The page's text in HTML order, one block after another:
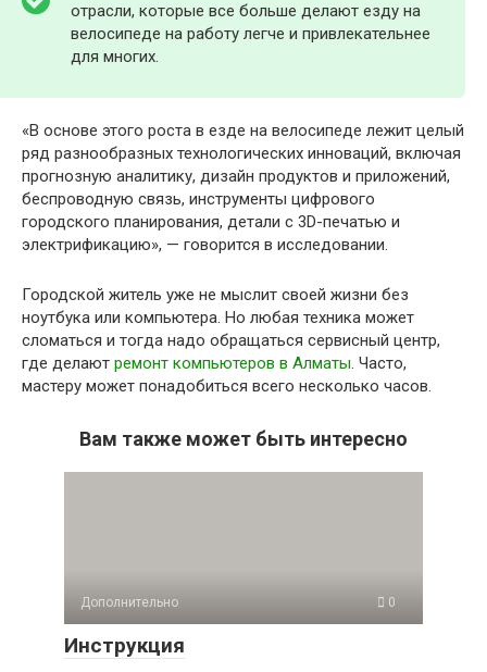
отрасли, которые все больше делают езду на
велосипеде на работу легче и привлекательнее
для многих.
«В основе этого роста в езде на велосипеде лежит целый
ряд разнообразных технологических инноваций, включая
прогнозную аналитику, дизайн продуктов и приложений,
беспроводную связь, инструменты цифрового
городского планирования, детали с 3D-печатью и
электрификацию», — говорится в исследовании.
Городской житель уже не мыслит своей жизни без
ноутбука или компьютера. Но любая техника может
сломаться и тогда надо обращаться сервисный центр,
где делают ремонт компьютеров в Алматы. Часто,
мастеру может понадобиться всего несколько часов.
Вам также может быть интересно
Дополнительно 0
Инструкция